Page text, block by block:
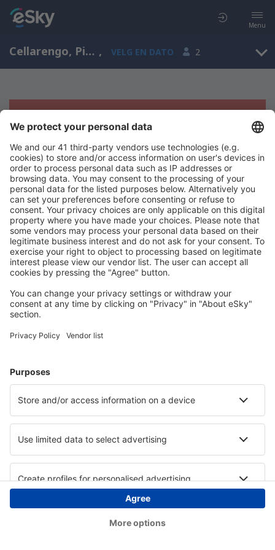
Menu
Cellarengo, Piedmont, Italia , VELG EN DATO 2
Beklager, søket ga ingen resultater
Prøv å søk etter andre kriterier
Copyright © eSkyTravel.no. Alle rettigheter forbeholdt.